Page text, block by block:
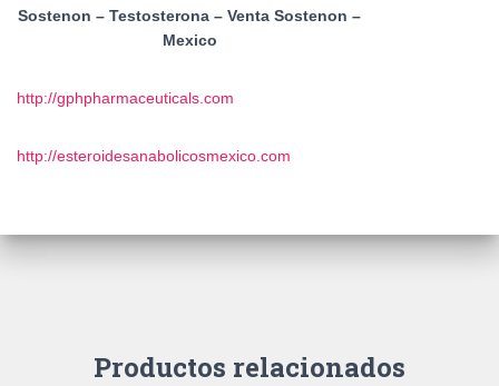
Sostenon – Testosterona – Venta Sostenon –
Mexico
http://gphpharmaceuticals.com
http://esteroidesanabolicosmexico.com
Productos relacionados